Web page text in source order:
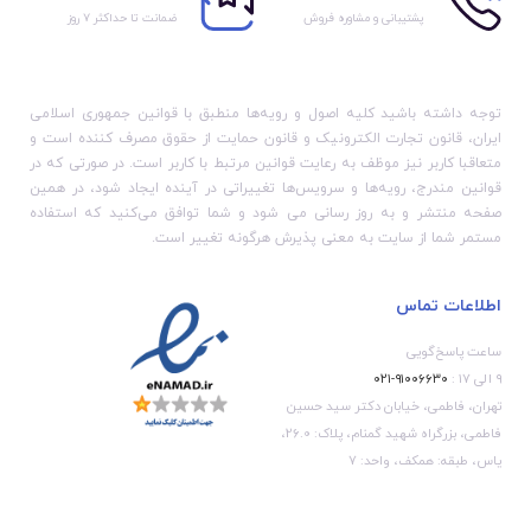
پشتیبانی و مشاوره فروش ضمانت تا حداکثر ۷ روز
توجه داشته باشید کلیه اصول و رویه‏‌ها منطبق با قوانین جمهوری اسلامی
ایران، قانون تجارت الکترونیک و قانون حمایت از حقوق مصرف کننده است و
متعاقبا کاربر نیز موظف به رعایت قوانین مرتبط با کاربر است. در صورتی که در
قوانین مندرج، رویه‏‌ها و سرویس‏‌ها تغییراتی در آینده ایجاد شود، در همین
صفحه منتشر و به روز رسانی می شود و شما توافق می‏‌کنید که استفاده
مستمر شما از سایت به معنی پذیرش هرگونه تغییر است.
اطلاعات تماس
ساعت پاسخ‌گویی
۹ الی ۱۷ :
۹۱۰۰۶۶۳۰-۰۲۱
تهران، فاطمی، خیابان دکتر سید حسین
فاطمی، بزرگراه شهید گمنام، پلاک: 26.0،
یاس، طبقه: همکف، واحد: 7